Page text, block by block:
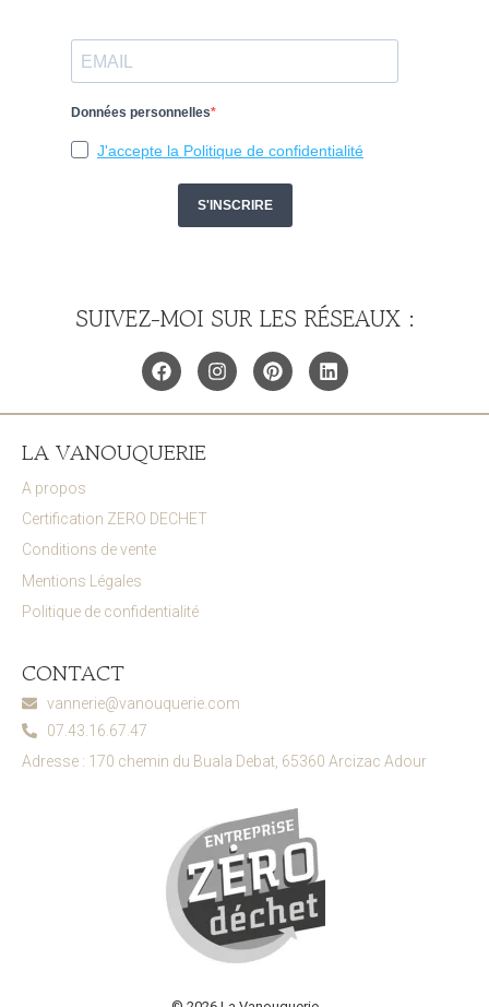
SUIVEZ-MOI SUR LES RÉSEAUX :
LA VANOUQUERIE
A propos
Certification ZERO DECHET
Conditions de vente
Mentions Légales
Politique de confidentialité
CONTACT
vannerie@vanouquerie.com
07.43.16.67.47
Adresse : 170 chemin du Buala Debat, 65360 Arcizac Adour